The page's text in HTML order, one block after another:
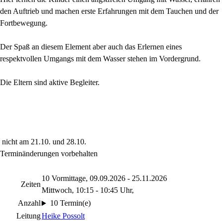
den Auftrieb und machen erste Erfahrungen mit dem Tauchen und der
Fortbewegung.
Der Spaß an diesem Element aber auch das Erlernen eines
respektvollen Umgangs mit dem Wasser stehen im Vordergrund.
Die Eltern sind aktive Begleiter.
nicht am 21.10. und 28.10.
Terminänderungen vorbehalten
Zeiten
10 Vormittage, 09.09.2026 - 25.11.2026
Mittwoch, 10:15 - 10:45 Uhr,
Anzahl
10 Termin(e)
LeitungHeike Possolt